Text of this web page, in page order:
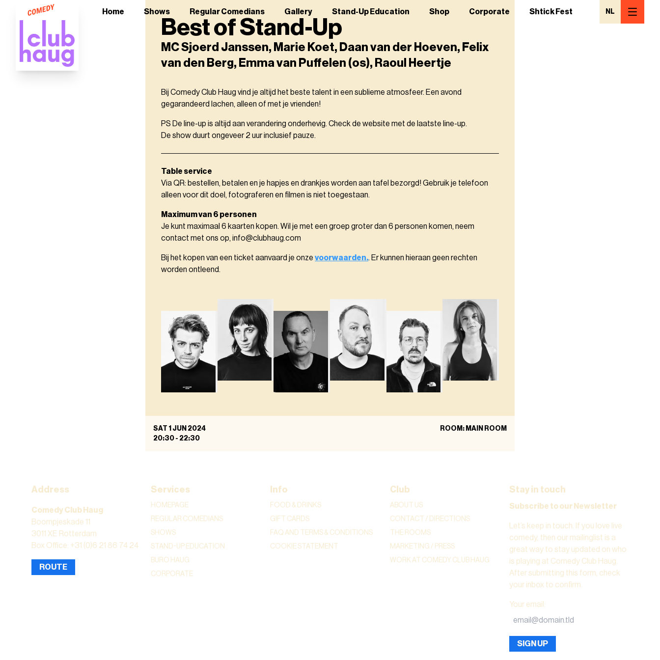
Home Shows Regular Comedians Gallery Stand-Up Education Shop Corporate Shtick Fest NL
Best of Stand-Up
MC Sjoerd Janssen, Marie Koet, Daan van der Hoeven, Felix
van den Berg, Emma van Puffelen (os), Raoul Heertje
Bij Comedy Club Haug vind je altijd het beste talent in een sublieme atmosfeer. Een avond
gegarandeerd lachen, alleen of met je vrienden!
PS De line-up is altijd aan verandering onderhevig. Check de website met de laatste line-up.
De show duurt ongeveer 2 uur inclusief pauze.
Table service
Via QR: bestellen, betalen en je hapjes en drankjes worden aan tafel bezorgd! Gebruik je telefoon
alleen voor dit doel, fotograferen en filmen is niet toegestaan.
Maximum van 6 personen
Je kunt maximaal 6 kaarten kopen. Wil je met een groep groter dan 6 personen komen, neem
contact met ons op, info@clubhaug.com
Bij het kopen van een ticket aanvaard je onze voorwaarden.. Er kunnen hieraan geen rechten
worden ontleend.
SAT 1 JUN 2024
20:30 - 22:30
ROOM: MAIN ROOM
Address
Comedy Club Haug
Boompjeskade 11
3011 XE Rotterdam
Box Office: +31 (0)6 21 86 74 24
ROUTE
Services
HOMEPAGE
REGULAR COMEDIANS
SHOWS
STAND-UP EDUCATION
BURO HAUG
CORPORATE
Info
FOOD & DRINKS
GIFT CARDS
FAQ AND TERMS & CONDITIONS
COOKIE STATEMENT
Club
ABOUT US
CONTACT / DIRECTIONS
THE ROOMS
MARKETING / PRESS
WORK AT COMEDY CLUB HAUG
Stay in touch
Subscribe to our Newsletter
Let’s keep in touch. If you love live
comedy, then our mailinglist is a
great way to stay updated on who
is playing at Comedy Club Haug.
After submitting this form, check
your inbox to confirm.
Your email :
SIGN UP